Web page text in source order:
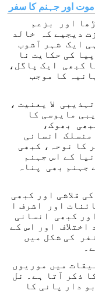
اور جہنم کا سفر
دیجیے کہ خالد
ایک شہر آشوب
کی حکایت نا
کبھی ایک پاگل،
کا موجب
لا یعنیت ،
مایوسی کا
بھوک،
منسلک انسانی
کا نوحہ، کبھی
کے اس جہنم
بھی پناہ
قلاشی اور کبھی
اور اشرف ا
کبھی انسانی
اور اس کے
کی شکل میں
میں موریوں
ذکر آتا ہے۔ نل
دار پانی کا